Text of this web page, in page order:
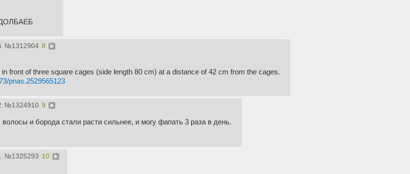
ДОЛБАЕБ
№1312904 8
front of three square cages (side length 80 cm) at a distance of 42 cm from the cages.
pnas.2529565123
№1324910 9
и борода стали расти сильнее, и могу фапать 3 раза в день.
№1325293 10